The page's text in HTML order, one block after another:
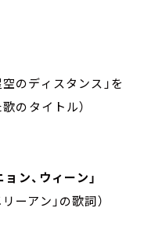
のディスタンス」を
のタイトル）
ン、ウィーン」
ーアン」の歌詞）